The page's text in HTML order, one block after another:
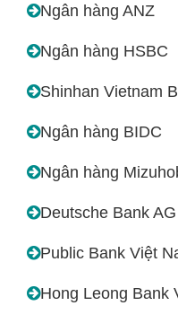
Ngân hàng ANZ
Ngân hàng HSBC
Shinhan Vietnam
Ngân hàng BIDC
Ngân hàng
Deutsche Bank
Public Bank Việt
Hong Leong Bank